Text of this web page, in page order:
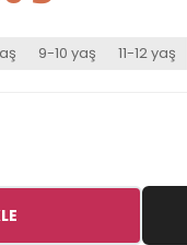
9-10 yaş 11-12 yaş